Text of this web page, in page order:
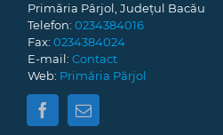
Primăria Pârjol, Județul Bacău
Telefon: 0234384016
Fax: 0234384024
E-mail: Contact
Web: Primăria Pârjol